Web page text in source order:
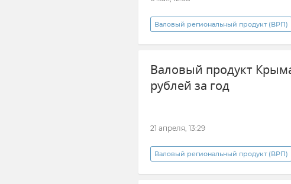
Валовый региональный продукт (ВРП)
Крымстат Новости Крыма
Валовый продукт
рублей за год
21 апреля, 13:29
Валовый региональный продукт (ВРП)
Экономика Крыма